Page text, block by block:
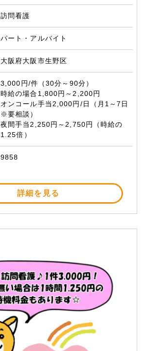
訪問看護
パート・アルバイト
大阪府大阪市生野区
3,000円/件（30分～90分）
時給の場合1,800円～2,200円
オンコール手当2,000円/日（月1～7日
※要相談）
夜間手当2,250円～2,750円（時給の
1.25倍）
9858
詳細を見る